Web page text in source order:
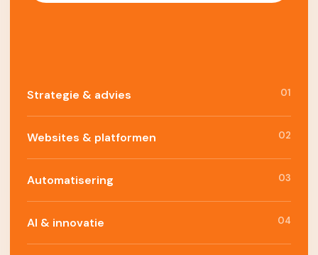
Strategie & advies 01
Websites & platformen 02
Automatisering 03
AI & innovatie 04